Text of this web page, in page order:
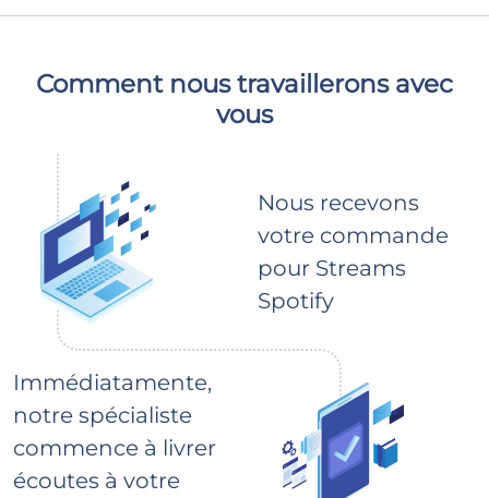
Comment nous travaillerons avec
vous
Nous recevons
votre commande
pour Streams
Spotify
Immédiatamente,
notre spécialiste
commence à livrer
écoutes à votre